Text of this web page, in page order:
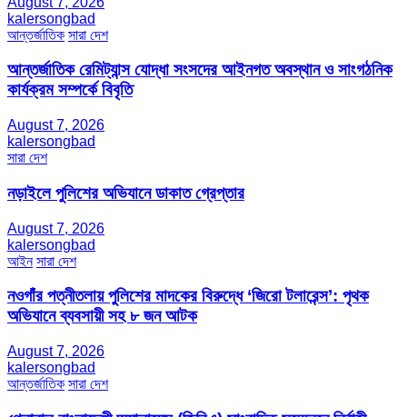
kalersongbad
আন্তর্জাতিক সারা দেশ
আন্তর্জাতিক রেমিট্যান্স যোদ্ধা সংসদের আইনগত অবস্থান ও সাংগঠনিক
কার্যক্রম সম্পর্কে বিবৃতি
August 7, 2026
kalersongbad
সারা দেশ
নড়াইলে পুলিশের অভিযানে ডাকাত গ্রেপ্তার
August 7, 2026
kalersongbad
আইন সারা দেশ
নওগাঁর পত্নীতলায় পুলিশের মাদকের বিরুদ্ধে ‘জিরো টলারেন্স’: পৃথক
অভিযানে ব্যবসায়ী সহ ৮ জন আটক
August 7, 2026
kalersongbad
আন্তর্জাতিক সারা দেশ